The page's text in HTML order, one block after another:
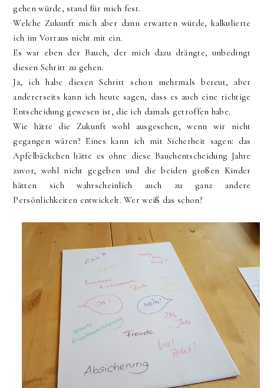
gehen würde, stand für mich fest.
Welche Zukunft mich aber dann erwarten würde, kalkulierte
ich im Vorraus nicht mit ein.
Es war eben der Bauch, der mich dazu drängte, unbedingt
diesen Schritt zu gehen.
Ja, ich habe diesen Schritt schon mehrmals bereut, aber
andererseits kann ich heute sagen, dass es auch eine richtige
Entscheidung gewesen ist, die ich damals getroffen habe.
Wie hätte die Zukunft wohl ausgesehen, wenn wir nicht
gegangen wären? Eines kann ich mit Sicherheit sagen: das
Apfelbäckchen hätte es ohne diese Bauchentscheidung Jahre
zuvor, wohl nicht gegeben und die beiden großen Kinder
hätten sich wahrscheinlich auch zu ganz andere
Persönlichkeiten entwickelt. Wer weiß das schon?